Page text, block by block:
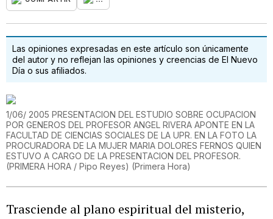
Las opiniones expresadas en este artículo son únicamente
del autor y no reflejan las opiniones y creencias de El Nuevo
Día o sus afiliados.
1/06/ 2005 PRESENTACION DEL ESTUDIO SOBRE OCUPACION
POR GENEROS DEL PROFESOR ANGEL RIVERA APONTE EN LA
FACULTAD DE CIENCIAS SOCIALES DE LA UPR. EN LA FOTO LA
PROCURADORA DE LA MUJER MARIA DOLORES FERNOS QUIEN
ESTUVO A CARGO DE LA PRESENTACION DEL PROFESOR.
(PRIMERA HORA / Pipo Reyes) (Primera Hora)
Trasciende al plano espiritual del misterio,